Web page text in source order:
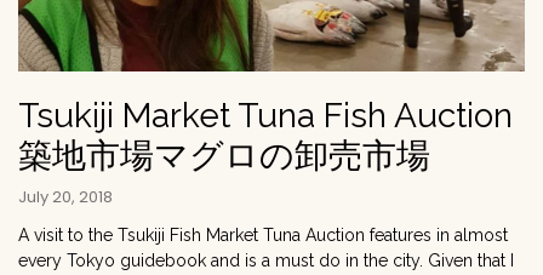
Tsukiji Market Tuna Fish Auction
築地市場マグロの卸売市場
July 20, 2018
A visit to the Tsukiji Fish Market Tuna Auction features in almost
every Tokyo guidebook and is a must do in the city. Given that I